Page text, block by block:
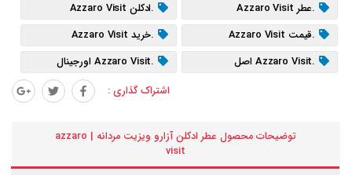
.عطر Azzaro Visit
.ادکلن Azzaro Visit
.قیمت Azzaro Visit
.خرید Azzaro Visit
.Azzaro Visit اصل
.Azzaro Visit اورجینال
اشتراک گذاری :
توضیحات محصول عطر ادکلن آزارو ویزیت مردانه | azzaro
visit